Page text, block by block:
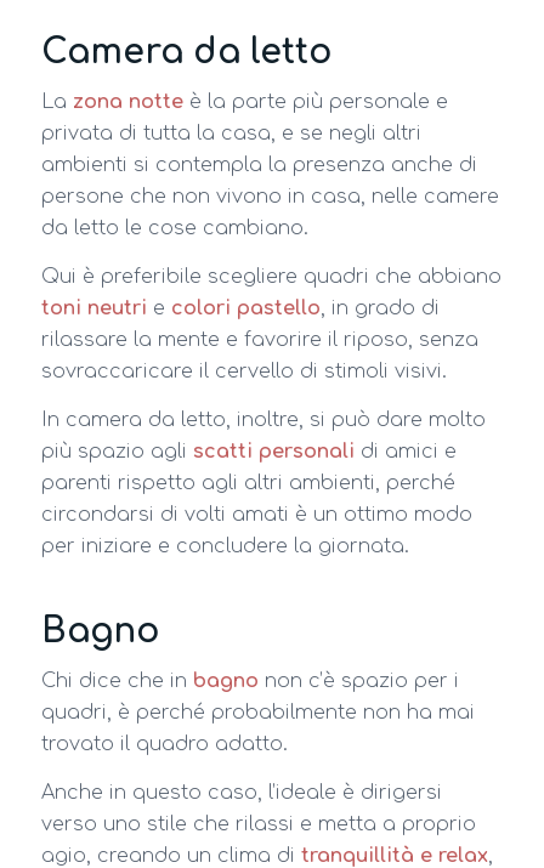
Camera da letto
La zona notteè la parte più personale e
privata di tutta la casa, e se negli altri
ambienti si contempla la presenza anche di
persone che non vivono in casa, nelle camere
da letto le cose cambiano.
Qui è preferibile scegliere quadri che abbiano
toni neutri e colori pastello, in grado di
rilassare la mente e favorire il riposo, senza
sovraccaricare il cervello di stimoli visivi.
In camera da letto, inoltre, si può dare molto
più spazio agli scatti personali di amici e
parenti rispetto agli altri ambienti, perché
circondarsi di volti amati è un ottimo modo
per iniziare e concludere la giornata.
Bagno
Chi dice che in bagno non c’è spazio per i
quadri, è perché probabilmente non ha mai
trovato il quadro adatto.
Anche in questo caso, l’ideale è dirigersi
verso uno stile che rilassi e metta a proprio
agio, creando un clima di tranquillità e relax,